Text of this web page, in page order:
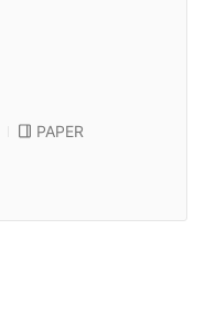
PAPER